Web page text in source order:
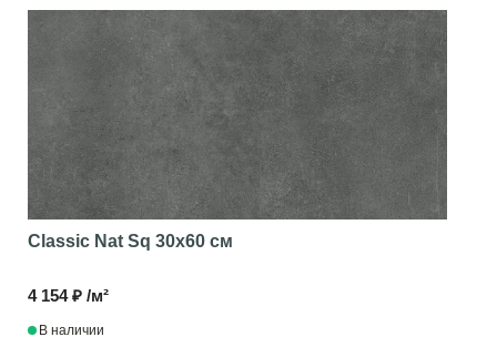
Classic Nat Sq 30x60 см
4 154 ₽ /м²
В наличии